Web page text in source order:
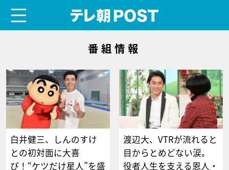
番組情報
白井健三、しんのすけ
との初対面に大喜
び！“ケツだけ星人”を盛
渡辺大、VTRが流れると
目からとめどない涙。
役者人生を支える恩人・